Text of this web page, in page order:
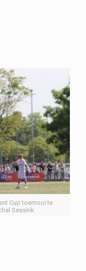
Cup toernooi te
Sessink